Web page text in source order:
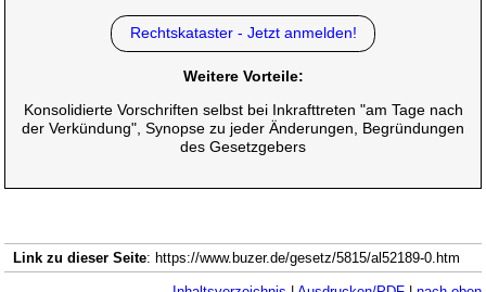
Rechtskataster - Jetzt anmelden!
Weitere Vorteile:
Konsolidierte Vorschriften selbst bei Inkrafttreten "am Tage nach
der Verkündung", Synopse zu jeder Änderungen, Begründungen
des Gesetzgebers
Link zu dieser Seite: https://www.buzer.de/gesetz/5815/al52189-0.htm